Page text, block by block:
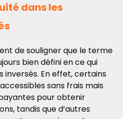
dans les
de souligner que le terme
bien défini en ce qui
inversés. En effet, certains
sans frais mais
pour obtenir
tandis que d’autres